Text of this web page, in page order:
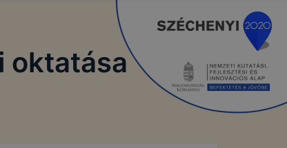
oktatása